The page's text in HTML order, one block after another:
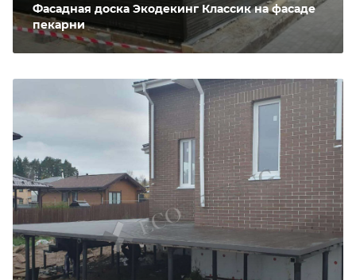
Фасадная доска Экодекинг Классик на фасаде
пекарни